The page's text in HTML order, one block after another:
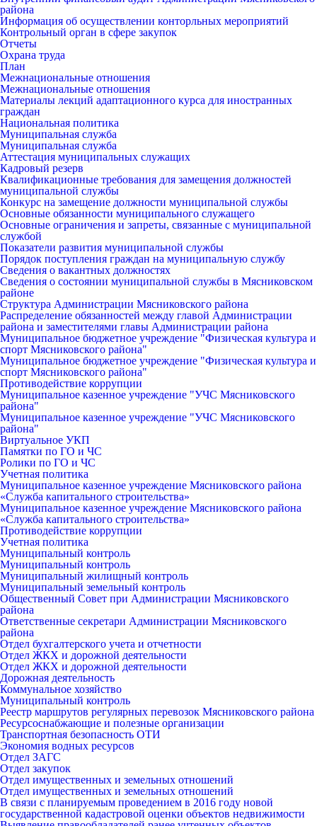
района
Информация об осуществлении конторльных мероприятий
Контрольный орган в сфере закупок
Отчеты
Охрана труда
План
Межнациональные отношения
Межнациональные отношения
Материалы лекций адаптационного курса для иностранных
граждан
Национальная политика
Муниципальная служба
Муниципальная служба
Аттестация муниципальных служащих
Кадровый резерв
Квалификационные требования для замещения должностей
муниципальной службы
Конкурс на замещение должности муниципальной службы
Основные обязанности муниципального служащего
Основные ограничения и запреты, связанные с муниципальной
службой
Показатели развития муниципальной службы
Порядок поступления граждан на муниципальную службу
Сведения о вакантных должностях
Сведения о состоянии муниципальной службы в Мясниковском
районе
Структура Администрации Мясниковского района
Распределение обязанностей между главой Администрации
района и заместителями главы Администрации района
Муниципальное бюджетное учреждение "Физическая культура и
спорт Мясниковского района"
Муниципальное бюджетное учреждение "Физическая культура и
спорт Мясниковского района"
Противодействие коррупции
Муниципальное казенное учреждение "УЧС Мясниковского
района"
Муниципальное казенное учреждение "УЧС Мясниковского
района"
Виртуальное УКП
Памятки по ГО и ЧС
Ролики по ГО и ЧС
Учетная политика
Муниципальное казенное учреждение Мясниковского района
«Служба капитального строительства»
Муниципальное казенное учреждение Мясниковского района
«Служба капитального строительства»
Противодействие коррупции
Учетная политика
Муниципальный контроль
Муниципальный контроль
Муниципальный жилищный контроль
Муниципальный земельный контроль
Общественный Совет при Администрации Мясниковского
района
Ответственные секретари Администрации Мясниковского
района
Отдел бухгалтерского учета и отчетности
Отдел ЖКХ и дорожной деятельности
Отдел ЖКХ и дорожной деятельности
Дорожная деятельность
Коммунальное хозяйство
Муниципальный контроль
Реестр маршрутов регулярных перевозок Мясниковского района
Ресурсоснабжающие и полезные организации
Транспортная безопасность ОТИ
Экономия водных ресурсов
Отдел ЗАГС
Отдел закупок
Отдел имущественных и земельных отношений
Отдел имущественных и земельных отношений
В связи с планируемым проведением в 2016 году новой
государственной кадастровой оценки объектов недвижимости